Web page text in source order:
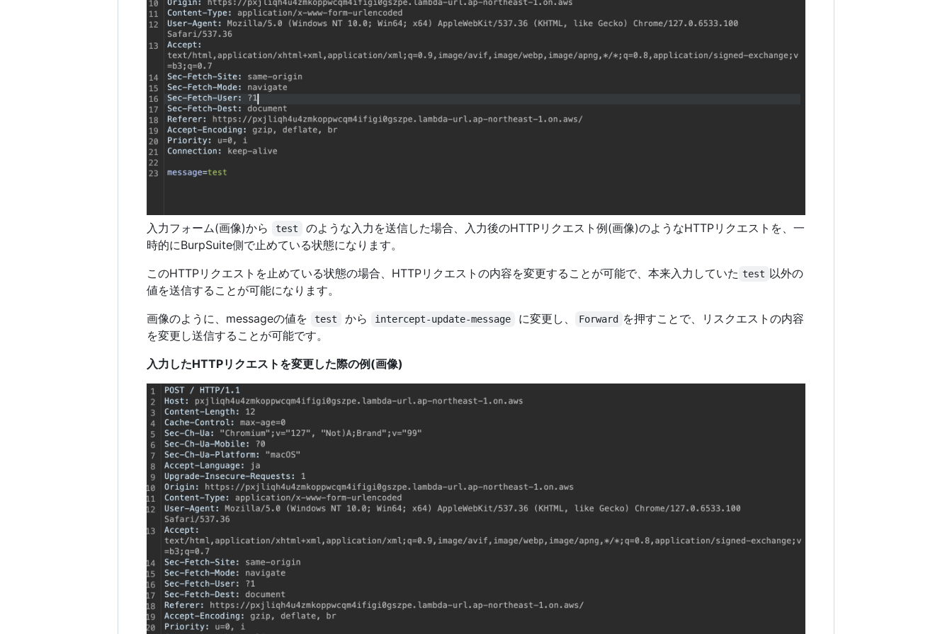
入力フォーム(画像)から test
のような入力を送信した場合、入力後のHTTPリクエスト例(画像)のようなHTTPリクエストを、一
時的にBurpSuite側で止めている状態になります。
このHTTPリクエストを止めている状態の場合、HTTPリクエストの内容を変更することが可能で、本来入力していた test 以外の
値を送信することが可能になります。
画像のように、messageの値を
test から intercept-update-message に変更し、 Forward
を押すことで、リスクエストの内容
を変更し送信することが可能です。
入力したHTTPリクエストを変更した際の例(画像)